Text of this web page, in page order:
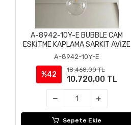
Sepete Ekle
A-8942-10Y-E BUBBLE CAM
ESKİTME KAPLAMA SARKIT AVİZE
A-8942-10Y-E
%42
18.468,00 TL
10.720,00 TL
Sepete Ekle